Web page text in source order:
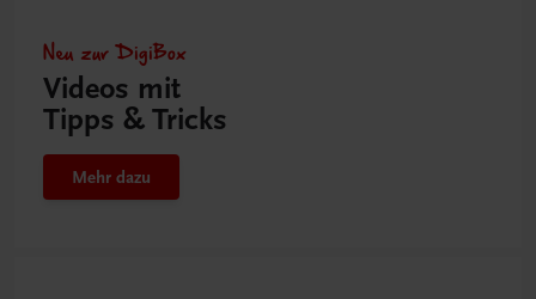
Neu zur DigiBox
Videos mit
Tipps & Tricks
Mehr dazu